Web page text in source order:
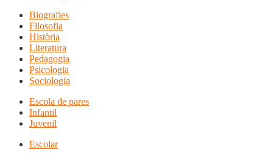
Biografies
Filosofia
Història
Literatura
Pedagogia
Psicologia
Sociologia
Escola de pares
Infantil
Juvenil
Escolar